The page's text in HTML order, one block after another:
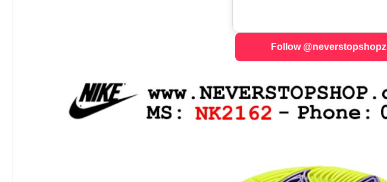
Follow @neverstopshopz